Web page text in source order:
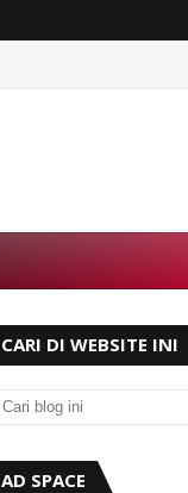
CARI DI WEBSITE INI
AD SPACE